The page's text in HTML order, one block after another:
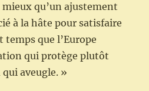
qu’un ajustement
à la hâte pour satisfaire
temps que l’Europe
qui protège plutôt
aveugle. »